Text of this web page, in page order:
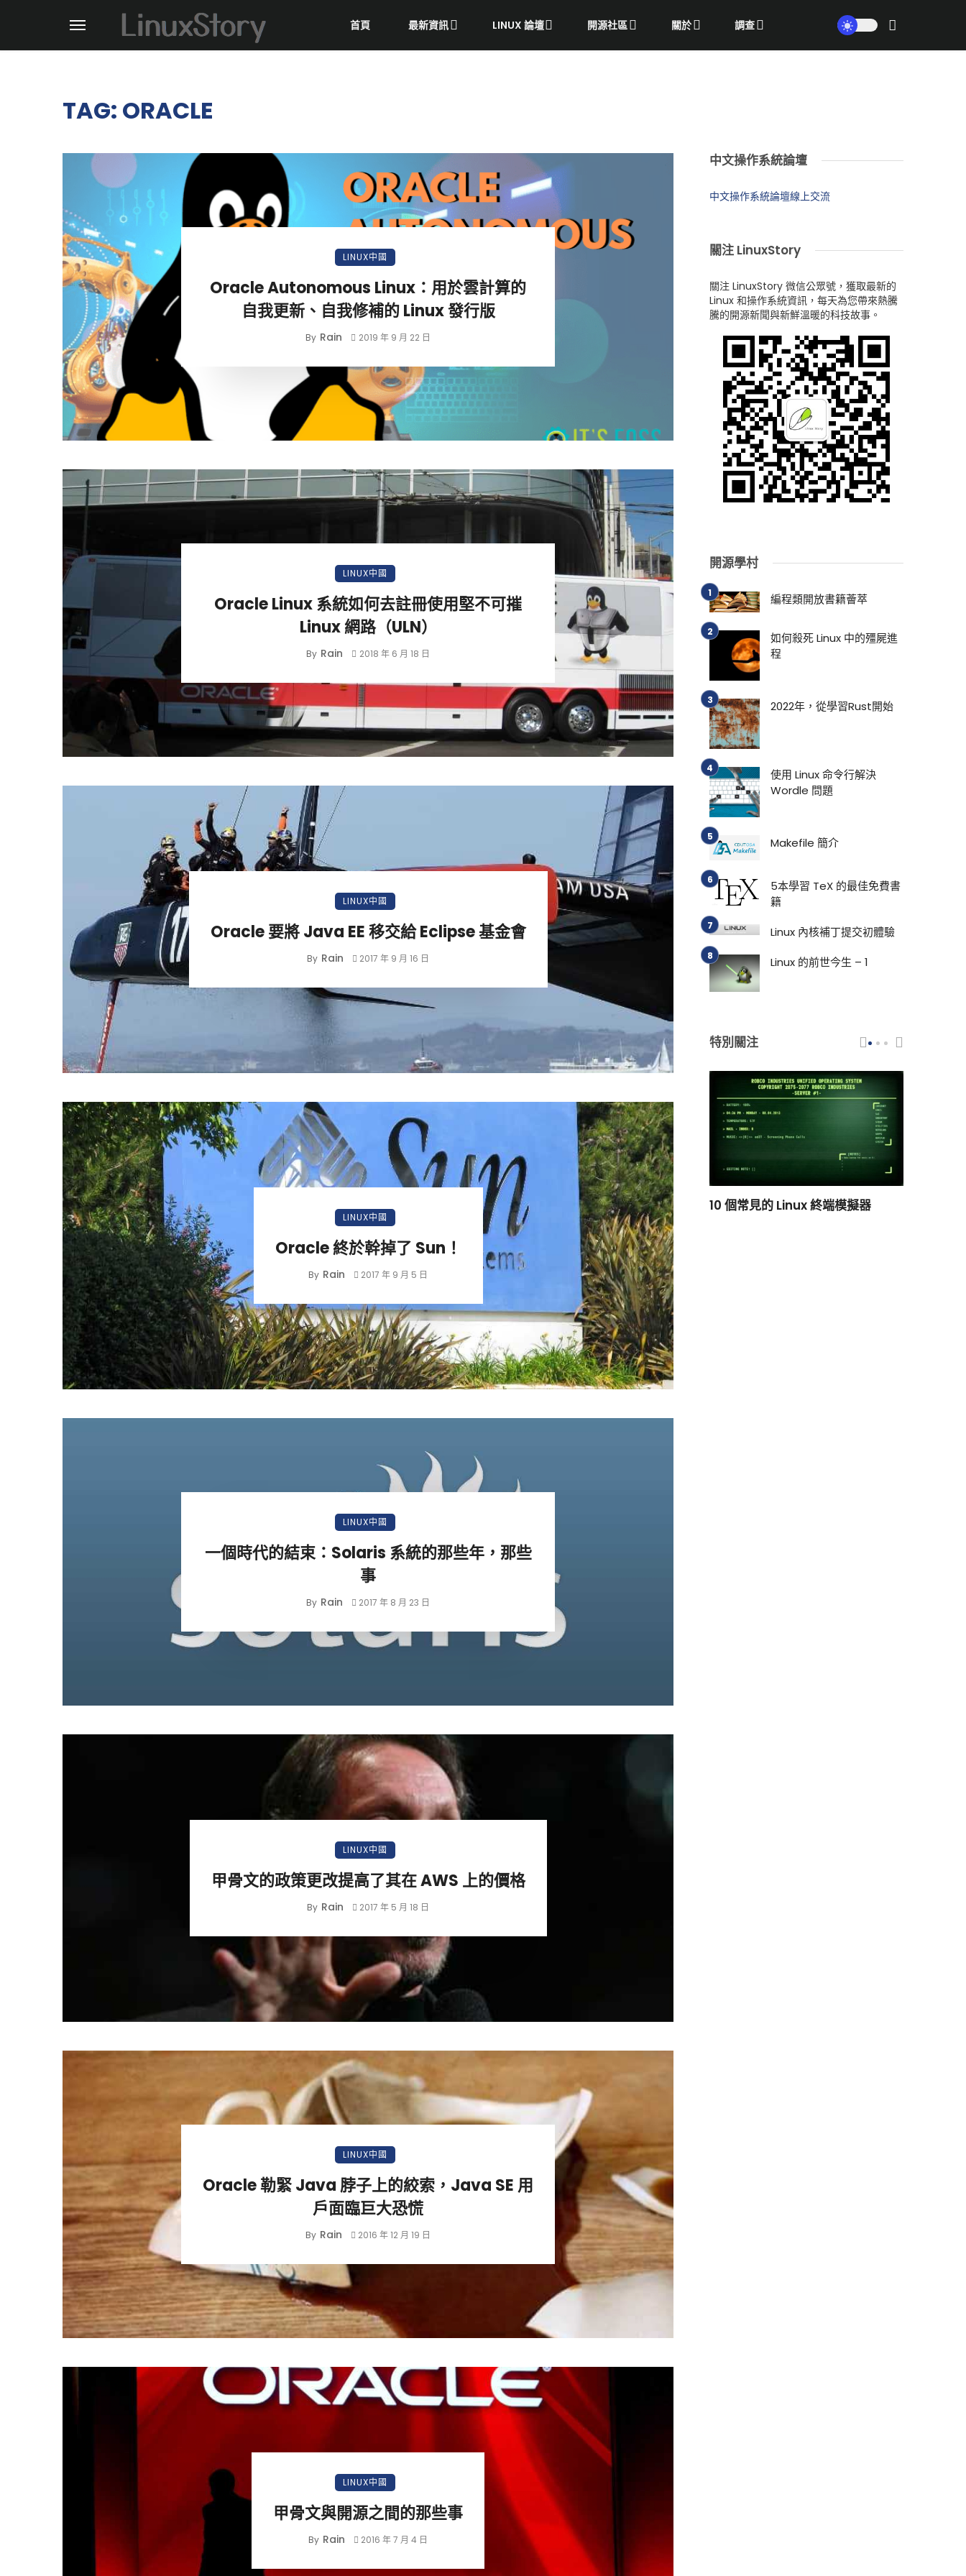
首頁 最新資訊 LINUX 論壇 開源社區 關於 調查
TAG: ORACLE
LINUX中國
Oracle Autonomous Linux：用於雲計算的
自我更新、自我修補的 Linux 發行版
By Rain 2019 年 9 月 22 日
LINUX中國
Oracle Linux 系統如何去註冊使用堅不可摧
Linux 網路（ULN）
By Rain 2018 年 6 月 18 日
LINUX中國
Oracle 要將 Java EE 移交給 Eclipse 基金會
By Rain 2017 年 9 月 16 日
LINUX中國
Oracle 終於幹掉了 Sun！
By Rain 2017 年 9 月 5 日
LINUX中國
一個時代的結束：Solaris 系統的那些年，那些
事
By Rain 2017 年 8 月 23 日
LINUX中國
甲骨文的政策更改提高了其在 AWS 上的價格
By Rain 2017 年 5 月 18 日
LINUX中國
Oracle 勒緊 Java 脖子上的絞索，Java SE 用
戶面臨巨大恐慌
By Rain 2016 年 12 月 19 日
LINUX中國
甲骨文與開源之間的那些事
By Rain 2016 年 7 月 4 日
中文操作系統論壇
中文操作系統論壇線上交流
關注 LinuxStory
關注 LinuxStory 微信公眾號，獲取最新的
Linux 和操作系統資訊，每天為您帶來熱騰
騰的開源新聞與新鮮溫暖的科技故事。
開源學村
編程類開放書籍薈萃
如何殺死 Linux 中的殭屍進
程
2022年，從學習Rust開始
使用 Linux 命令行解決
Wordle 問題
Makefile 簡介
5本學習 TeX 的最佳免費書
籍
Linux 內核補丁提交初體驗
Linux 的前世今生 – 1
特別關注
小白觀察：Let&apos;s Encrpt 正
過渡到 ISRG Root
更開放的分散式事務 | Fescar 品牌
升級，更名為 Seata
10 個常見的 Linux 終端模擬器